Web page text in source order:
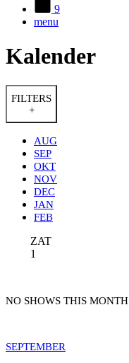
9
menu
Kalender
FILTERS
+
AUG
SEP
OKT
NOV
DEC
JAN
FEB
ZAT
1
NO SHOWS THIS MONTH
SEPTEMBER